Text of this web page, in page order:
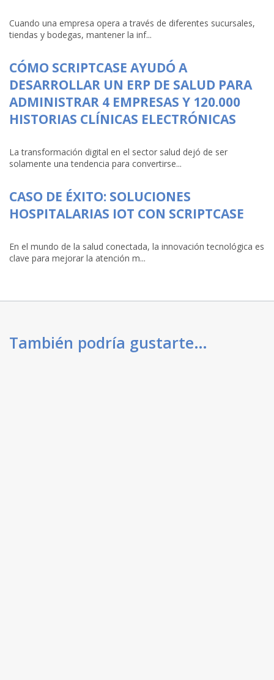
Cuando una empresa opera a través de diferentes sucursales,
tiendas y bodegas, mantener la inf...
CÓMO SCRIPTCASE AYUDÓ A
DESARROLLAR UN ERP DE SALUD PARA
ADMINISTRAR 4 EMPRESAS Y 120.000
HISTORIAS CLÍNICAS ELECTRÓNICAS
La transformación digital en el sector salud dejó de ser
solamente una tendencia para convertirse...
CASO DE ÉXITO: SOLUCIONES
HOSPITALARIAS IOT CON SCRIPTCASE
En el mundo de la salud conectada, la innovación tecnológica es
clave para mejorar la atención m...
También podría gustarte…